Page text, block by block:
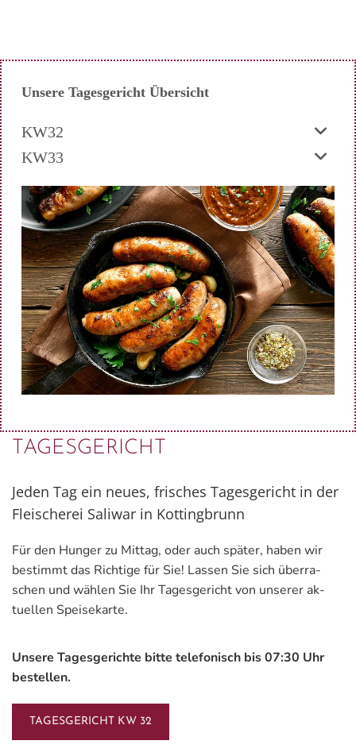
Unsere Tagesgericht Übersicht
KW32
KW33
TAGESGERICHT
Jeden Tag ein neues, frisches Tagesgericht in der
Fleischerei Saliwar in Kottingbrunn
Für den Hun­ger zu Mit­tag, oder auch spä­ter, haben wir
be­stimmt das Rich­ti­ge für Sie! Las­sen Sie sich über­ra­
schen und wäh­len Sie Ihr Ta­gesgericht von un­se­rer ak­
tu­el­len Spei­se­kar­te.
Un­se­re Ta­gesgerichte bitte te­le­fo­nisch bis 07:30 Uhr
be­stel­len.
TAGESGERICHT KW 32